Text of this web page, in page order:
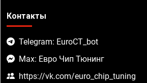
Контакты
Telegram: EuroCT_bot
Max: Евро Чип Тюнинг
https://vk.com/euro_chip_tuning